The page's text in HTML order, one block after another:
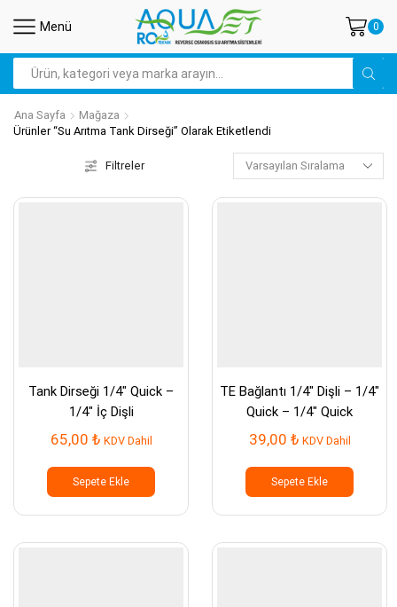
Menü 0
Search
input
Ana Sayfa
Mağaza
Ürünler “su Arıtma Tank Dirseği” Olarak Etiketlendi
Filtreler
Tank Dirseği 1/4″ Quick –
1/4″ İç Dişli
65,00 ₺ KDV Dahil
Sepete Ekle
TE Bağlantı 1/4″ Dişli – 1/4″
Quick – 1/4″ Quick
39,00 ₺ KDV Dahil
Sepete Ekle